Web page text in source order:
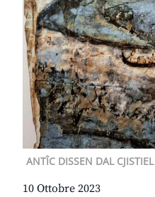
ANTÎC DISSEN DAL
10 Ottobre 2023